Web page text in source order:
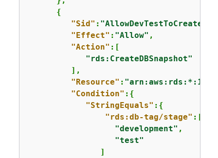
{
"Sid" :
"Effect" : "Allow" ,
"Action" :[
"rds:CreateDBSnapshot"
         ],
"Resource" :
"Condition" : {
"StringEquals" : {
"rds:db-tag/stage" :[
"development" ,
"test"
               ]